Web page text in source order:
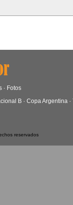
· Fotos
B · Copa Argentina ·
reservados